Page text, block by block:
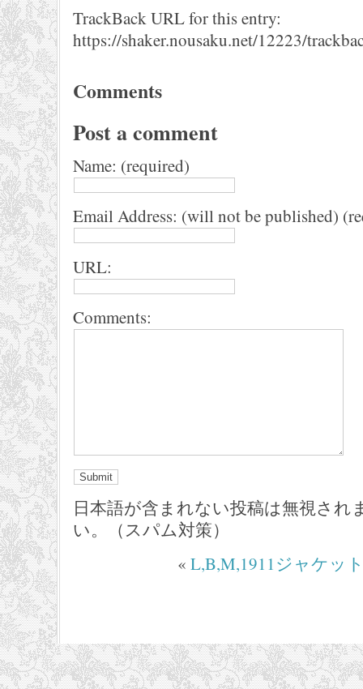
TrackBack URL for this entry:
https://shaker.nousaku.net/12223/
Comments
Post a comment
Name: (required)
Email Address: (will not be published)
URL:
Comments:
日本語が含まれない投稿は無視され
い。（スパム対策）
« L,B,M,1911ジャケッ